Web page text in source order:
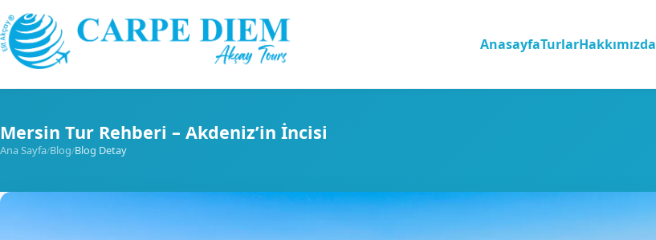
Skip to content
AnasayfaTurlarHakkımızda
Mersin Tur Rehberi – Akdeniz’in İncisi
Ana Sayfa/Blog/Blog Detay